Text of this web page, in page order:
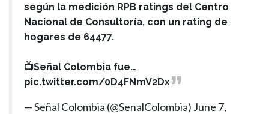
según la medición RPB ratings del Centro
Nacional de Consultoría, con un rating de
hogares de 64477.
📺Señal Colombia fue…
pic.twitter.com/0D4FNmV2Dx
— Señal Colombia (@SenalColombia) June 7,